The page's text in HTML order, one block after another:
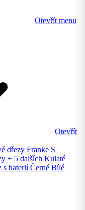
Otevřít menu
Otevřít
dřezy Franke S
+ 5 dalších Kulaté
s baterií Černé Bílé